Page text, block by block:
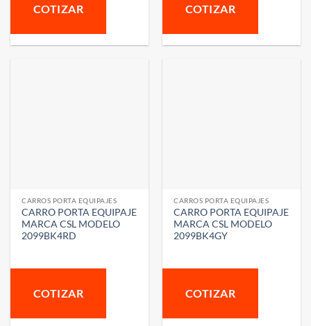
COTIZAR COTIZAR
CARROS PORTA EQUIPAJES
CARRO PORTA EQUIPAJE
MARCA CSL MODELO
2099BK4RD
COTIZAR
CARROS PORTA EQUIPAJES
CARRO PORTA EQUIPAJE
MARCA CSL MODELO
2099BK4GY
COTIZAR